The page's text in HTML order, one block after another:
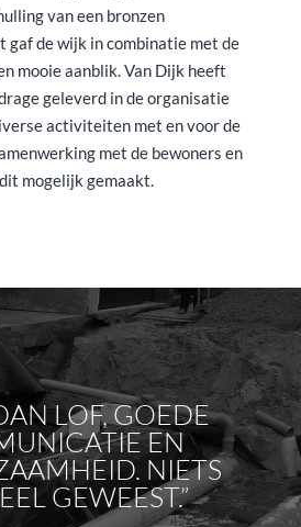
van een bronzen
gaf de wijk in combinatie met de
mooie aanblik. Van Dijk heeft
geleverd in de organisatie
activiteiten met en voor de
met de bewoners en
mogelijk gemaakt.
LOF, GOEDE
EN
NIETS
GEWEEST.”